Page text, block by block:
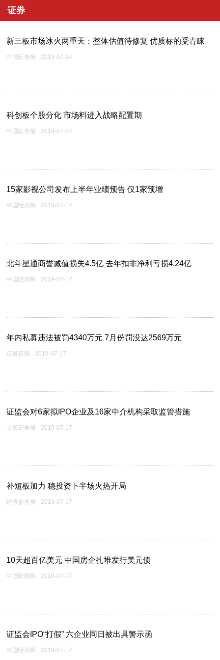
证券
新三板市场冰火两重天：整体估值待修复 优质标的受青睐
中国证券报 2019-07-24
科创板个股分化 市场料进入战略配置期
中国证券报 2019-07-24
15家影视公司发布上半年业绩预告 仅1家预增
中国经济网 2019-07-17
北斗星通商誉减值损失4.5亿 去年扣非净利亏损4.24亿
中国经济网 2019-07-17
年内私募违法被罚4340万元 7月份罚没达2569万元
证券日报 2019-07-17
证监会对6家拟IPO企业及16家中介机构采取监管措施
上海证券报 2019-07-17
补短板加力 稳投资下半场火热开局
经济参考报 2019-07-17
10天超百亿美元 中国房企扎堆发行美元债
中国新闻网 2019-07-17
证监会IPO“打假” 六企业同日被出具警示函
中国经济网 2019-07-17